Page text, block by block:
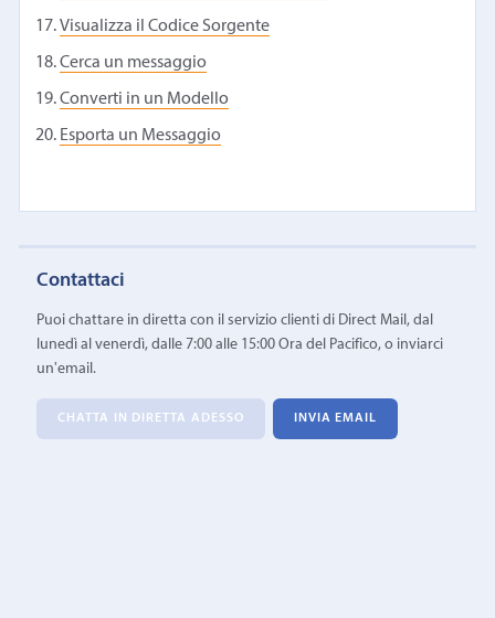
Visualizza il Codice Sorgente
Cerca un messaggio
Converti in un Modello
Esporta un Messaggio
Contattaci
Puoi chattare in diretta con il servizio clienti di Direct Mail, dal
lunedì al venerdì, dalle 7:00 alle 15:00 Ora del Pacifico, o inviarci
un'email.
CHATTA IN DIRETTA ADESSO INVIA EMAIL